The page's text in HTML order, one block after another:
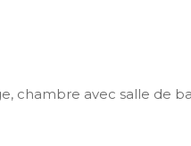
chambre avec salle de